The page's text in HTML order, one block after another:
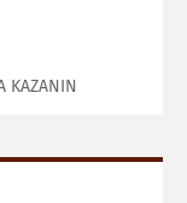
KAZANIN